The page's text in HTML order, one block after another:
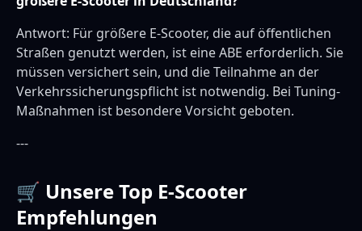
Antwort: Für größere E-Scooter, die auf öffentlichen
Straßen genutzt werden, ist eine ABE erforderlich. Sie
müssen versichert sein, und die Teilnahme an der
Verkehrssicherungspflicht ist notwendig. Bei Tuning-
Maßnahmen ist besondere Vorsicht geboten.
---
🛒 Unsere Top E-Scooter
Empfehlungen